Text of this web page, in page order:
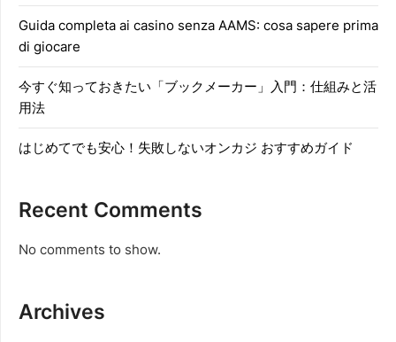
Guida completa ai casino senza AAMS: cosa sapere prima
di giocare
今すぐ知っておきたい「ブックメーカー」入門：仕組みと活
用法
はじめてでも安心！失敗しないオンカジ おすすめガイド
Recent Comments
No comments to show.
Archives